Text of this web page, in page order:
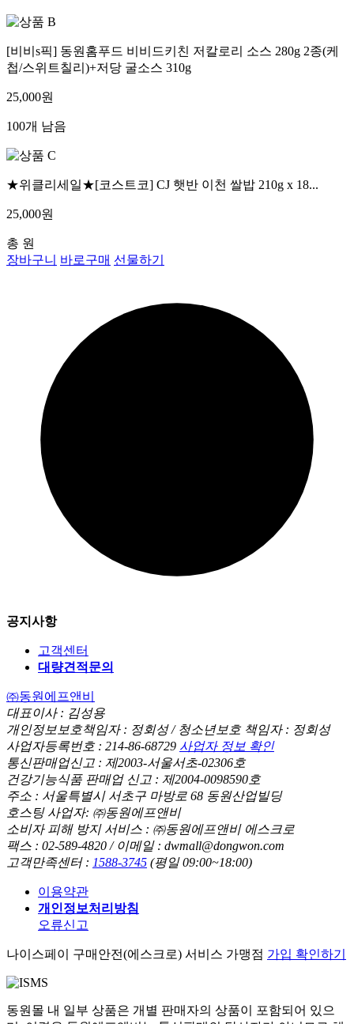
[비비s픽] 동원홈푸드 비비드키친 저칼로리 소스 280g 2종(케
첩/스위트칠리)+저당 굴소스 310g
25,000원
100개 남음
★위클리세일★[코스트코] CJ 햇반 이천 쌀밥 210g x 18...
25,000원
총 원
장바구니 바로구매 선물하기
공지사항
고객센터
대량견적문의
㈜동원에프앤비
대표이사 : 김성용
개인정보보호책임자 : 정회성 / 청소년보호 책임자 : 정회성
사업자등록번호 : 214-86-68729 사업자 정보 확인
통신판매업신고 : 제2003-서울서초-02306호
건강기능식품 판매업 신고 : 제2004-0098590호
주소 : 서울특별시 서초구 마방로 68 동원산업빌딩
호스팅 사업자: ㈜동원에프앤비
소비자 피해 방지 서비스 : ㈜동원에프앤비 에스크로
팩스 : 02-589-4820 / 이메일 : dwmall@dongwon.com
고객만족센터 : 1588-3745 (평일 09:00~18:00)
이용약관
개인정보처리방침
오류신고
나이스페이 구매안전(에스크로) 서비스 가맹점 가입 확인하기
동원몰 내 일부 상품은 개별 판매자의 상품이 포함되어 있으